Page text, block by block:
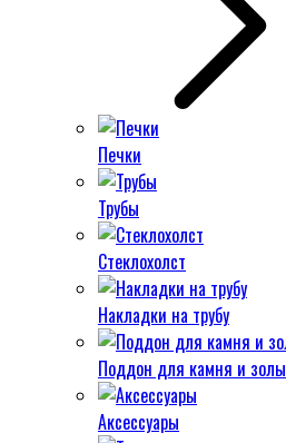
Печки
Трубы
Стеклохолст
Накладки на трубу
Поддон для камня и золы
Аксессуары